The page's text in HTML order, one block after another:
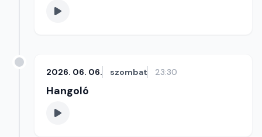
2026. 06. 06. szombat 23:30
Hangoló